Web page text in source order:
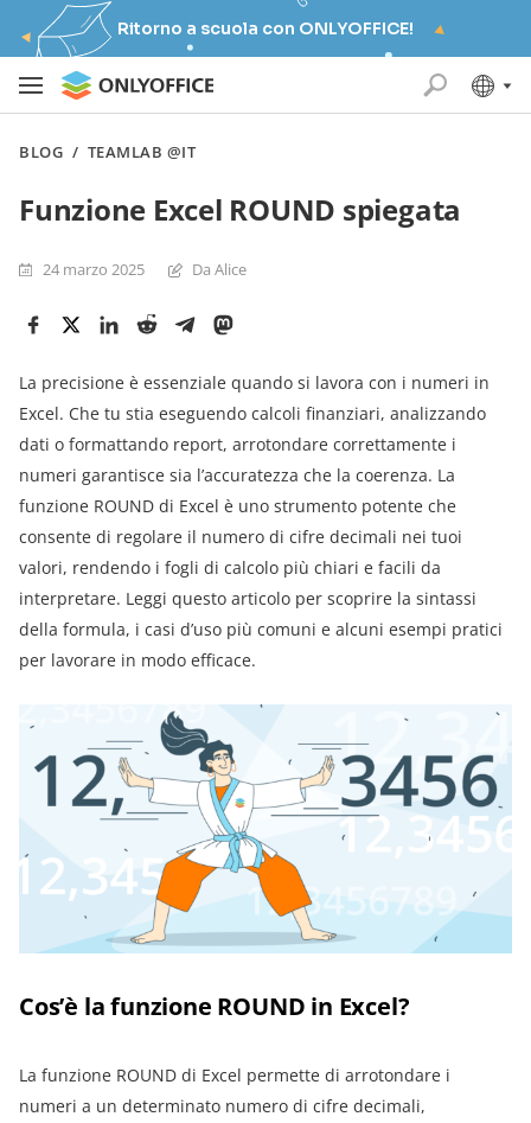
Ritorno a scuola con ONLYOFFICE!
BLOG / TEAMLAB @IT
Funzione Excel ROUND spiegata
24 marzo 2025 Da Alice
La precisione è essenziale quando si lavora con i numeri in
Excel. Che tu stia eseguendo calcoli finanziari, analizzando
dati o formattando report, arrotondare correttamente i
numeri garantisce sia l’accuratezza che la coerenza. La
funzione ROUND di Excel è uno strumento potente che
consente di regolare il numero di cifre decimali nei tuoi
valori, rendendo i fogli di calcolo più chiari e facili da
interpretare. Leggi questo articolo per scoprire la sintassi
della formula, i casi d’uso più comuni e alcuni esempi pratici
per lavorare in modo efficace.
Cos’è la funzione ROUND in Excel?
La funzione ROUND di Excel permette di arrotondare i
numeri a un determinato numero di cifre decimali,